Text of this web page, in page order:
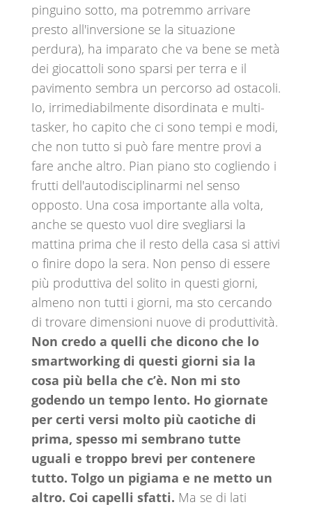
pinguino sotto, ma potremmo arrivare
presto all'inversione se la situazione
perdura), ha imparato che va bene se metà
dei giocattoli sono sparsi per terra e il
pavimento sembra un percorso ad ostacoli.
Io, irrimediabilmente disordinata e multi-
tasker, ho capito che ci sono tempi e modi,
che non tutto si può fare mentre provi a
fare anche altro. Pian piano sto cogliendo i
frutti dell'autodisciplinarmi nel senso
opposto. Una cosa importante alla volta,
anche se questo vuol dire svegliarsi la
mattina prima che il resto della casa si attivi
o finire dopo la sera. Non penso di essere
più produttiva del solito in questi giorni,
almeno non tutti i giorni, ma sto cercando
di trovare dimensioni nuove di produttività.
Non credo a quelli che dicono che lo
smartworking di questi giorni sia la
cosa più bella che c’è. Non mi sto
godendo un tempo lento. Ho giornate
per certi versi molto più caotiche di
prima, spesso mi sembrano tutte
uguali e troppo brevi per contenere
tutto. Tolgo un pigiama e ne metto un
altro. Coi capelli sfatti. Ma se di lati